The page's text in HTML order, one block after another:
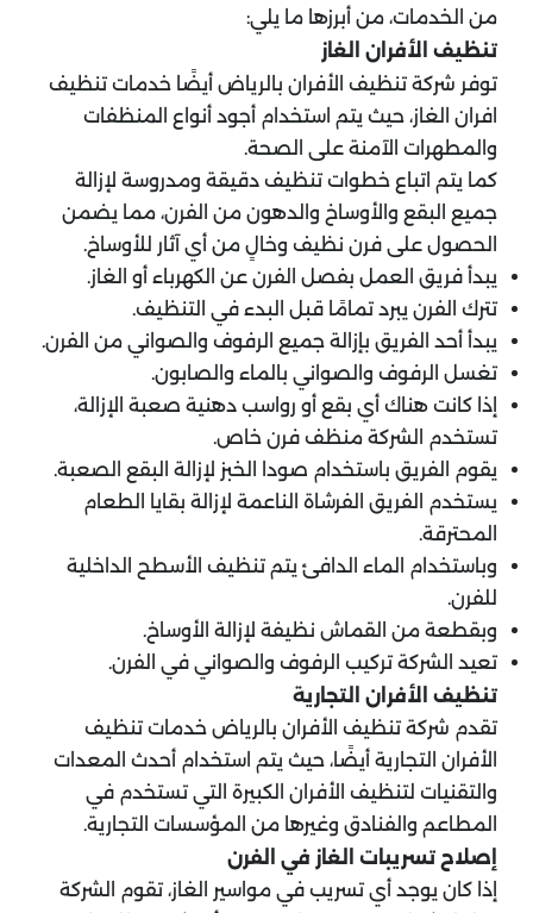
من الخدمات، من أبرزها ما يلي:
تنظيف الأفران الغاز
توفر شركة تنظيف الأفران بالرياض أيضًا خدمات تنظيف
افران الغاز، حيث يتم استخدام أجود أنواع المنظفات
والمطهرات الآمنة على الصحة.
كما يتم اتباع خطوات تنظيف دقيقة ومدروسة لإزالة
جميع البقع والأوساخ والدهون من الفرن، مما يضمن
الحصول على فرن نظيف وخالٍ من أي آثار للأوساخ.
يبدأ فريق العمل بفصل الفرن عن الكهرباء أو الغاز.
تترك الفرن يبرد تمامًا قبل البدء في التنظيف.
يبدأ أحد الفريق بإزالة جميع الرفوف والصواني من الفرن.
تغسل الرفوف والصواني بالماء والصابون.
إذا كانت هناك أي بقع أو رواسب دهنية صعبة الإزالة،
تستخدم الشركة منظف فرن خاص.
يقوم الفريق باستخدام صودا الخبز لإزالة البقع الصعبة.
يستخدم الفريق الفرشاة الناعمة لإزالة بقايا الطعام
المحترقة.
وباستخدام الماء الدافئ يتم تنظيف الأسطح الداخلية
للفرن.
وبقطعة من القماش نظيفة لإزالة الأوساخ.
تعيد الشركة تركيب الرفوف والصواني في الفرن.
تنظيف الأفران التجارية
تقدم شركة تنظيف الأفران بالرياض خدمات تنظيف
الأفران التجارية أيضًا، حيث يتم استخدام أحدث المعدات
والتقنيات لتنظيف الأفران الكبيرة التي تستخدم في
المطاعم والفنادق وغيرها من المؤسسات التجارية.
إصلاح تسريبات الغاز في الفرن
إذا كان يوجد أي تسريب في مواسير الغاز، تقوم الشركة